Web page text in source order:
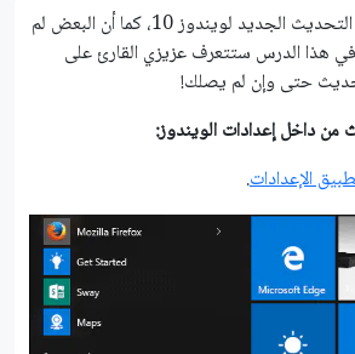
الجميع متشوق لتجربة التحديث الجديد لويندوز 10، كما أن البعض لم
هذا الدرس ستتعرف عزيزي القارئ على
حتى وإن لم يصلك!
من داخل إعدادات الويندوز:
الإعدادات.